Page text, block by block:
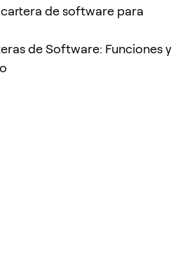
de software para
de Software: Funciones y